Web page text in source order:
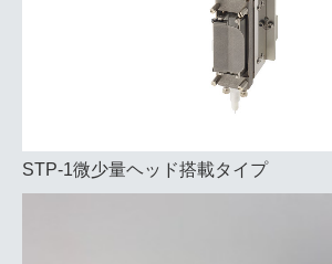
STP‐1微少量ヘッド搭載タイプ